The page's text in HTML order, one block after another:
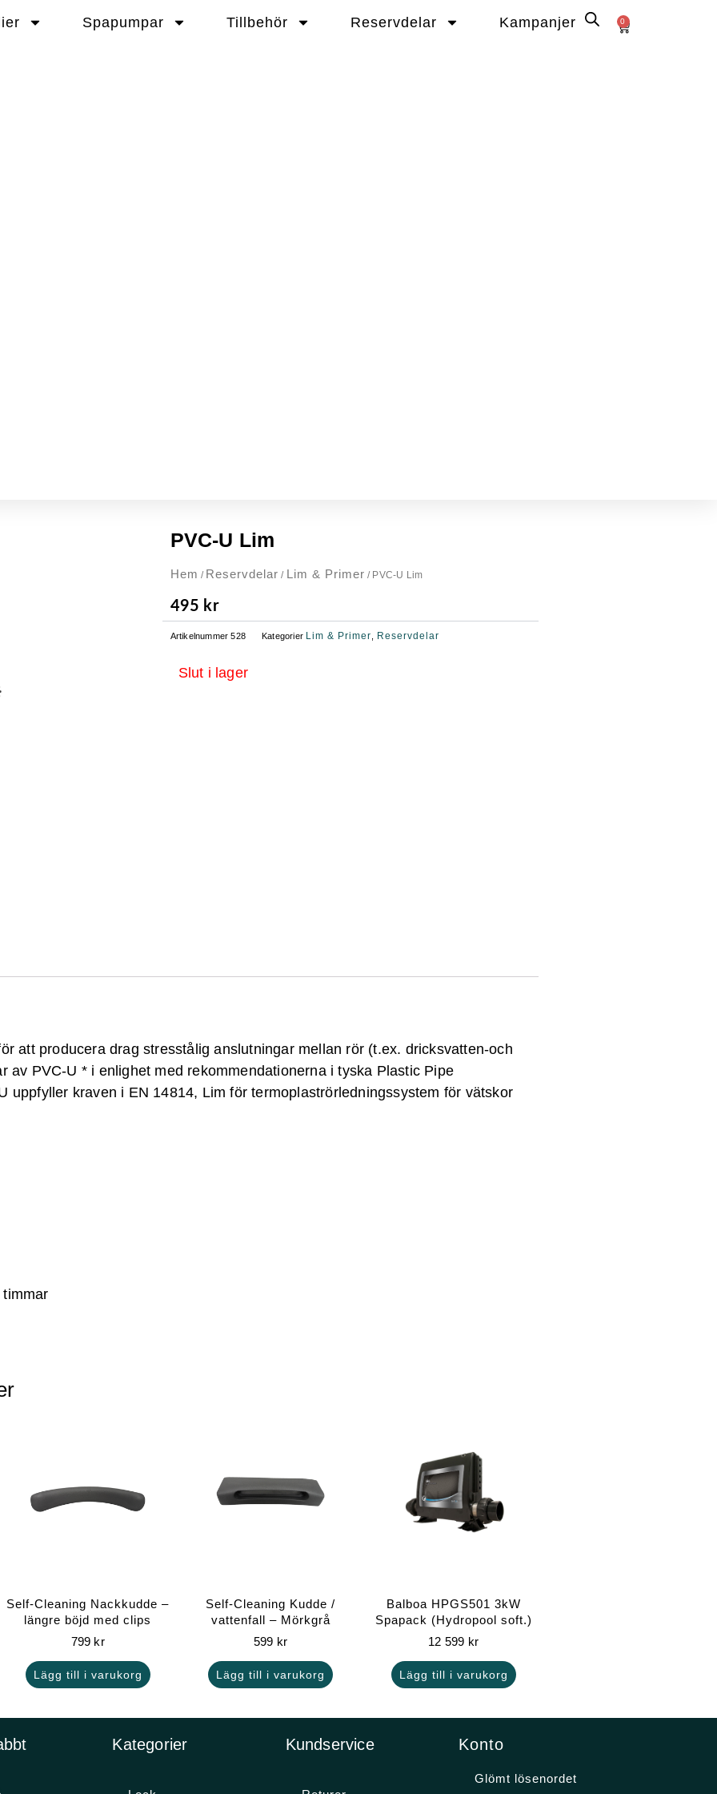
Spapumpar Tillbehör Reservdelar Kampanjer 0
Varukorg
PVC-U Lim
Hem / Reservdelar / Lim & Primer / PVC-U Lim
495 kr
Artikelnummer528 Kategorier Lim & Primer Reservdelar
Slut i lager
att producera drag stresstålig anslutningar mellan rör (t.ex. dricksvatten-och
av PVC-U * i enlighet med rekommendationerna i tyska Plastic Pipe
uppfyller kraven i EN 14814, Lim för termoplaströrledningssystem för vätskor
Self-Cleaning Nackkudde –
längre böjd med clips
799 kr
Lägg till i varukorg
Self-Cleaning Kudde /
vattenfall – Mörkgrå
599 kr
Lägg till i varukorg
Balboa HPGS501 3kW
Spapack (Hydropool soft.)
12 599 kr
Lägg till i varukorg
Kategorier Kundservice Konto
Glömt lösenordet